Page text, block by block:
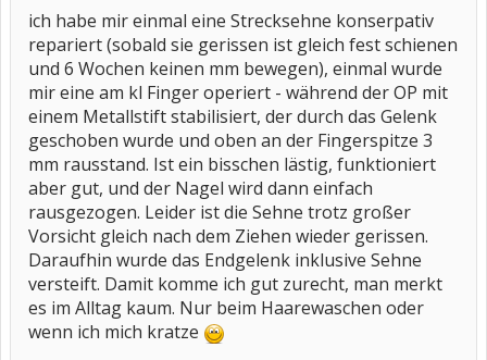
ich habe mir einmal eine Strecksehne konserpativ
repariert (sobald sie gerissen ist gleich fest schienen
und 6 Wochen keinen mm bewegen), einmal wurde
mir eine am kl Finger operiert - während der OP mit
einem Metallstift stabilisiert, der durch das Gelenk
geschoben wurde und oben an der Fingerspitze 3
mm rausstand. Ist ein bisschen lästig, funktioniert
aber gut, und der Nagel wird dann einfach
rausgezogen. Leider ist die Sehne trotz großer
Vorsicht gleich nach dem Ziehen wieder gerissen.
Daraufhin wurde das Endgelenk inklusive Sehne
versteift. Damit komme ich gut zurecht, man merkt
es im Alltag kaum. Nur beim Haarewaschen oder
wenn ich mich kratze